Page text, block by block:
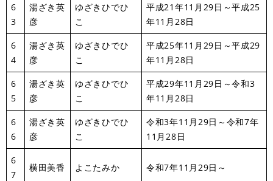
6
3
湯ざき英
彦
ゆざきひでひ
こ
平成21年11月29日～平成25
年11月28日
6
4
湯ざき英
彦
ゆざきひでひ
こ
平成25年11月29日～平成29
年11月28日
6
5
湯ざき英
彦
ゆざきひでひ
こ
平成29年11月29日～令和3
年11月28日
6
6
湯ざき英
彦
ゆざきひでひ
こ
令和3年11月29日～令和7年
11月28日
6
7
横田美香 よこたみか 令和7年11月29日～